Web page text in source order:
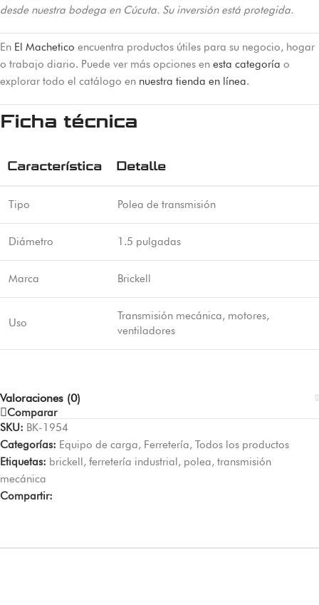
desde nuestra bodega en Cúcuta. Su inversión está protegida.
En El Machetico encuentra productos útiles para su negocio, hogar
o trabajo diario. Puede ver más opciones en esta categoría o
explorar todo el catálogo en nuestra tienda en línea.
Ficha técnica
Característica Detalle
Tipo Polea de transmisión
Diámetro 1.5 pulgadas
Marca Brickell
Uso
Transmisión mecánica, motores,
ventiladores
Valoraciones (0)
Comparar
SKU: BK-1954
Categorías: Equipo de carga, Ferretería, Todos los productos
Etiquetas: brickell, ferretería industrial, polea, transmisión
mecánica
Compartir: